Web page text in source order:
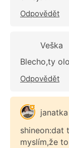
Odpovědět
Veška
Blecho,ty
Odpovědět
janatka
shineon:dat
myslím,že